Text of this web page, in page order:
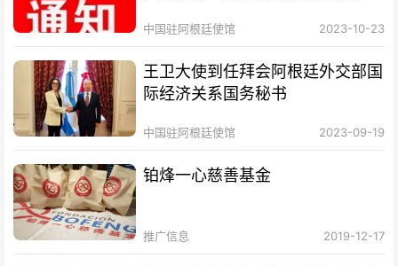
中国驻阿根廷使馆 2023-10-23
王卫大使到任拜会阿根廷外交部国
际经济关系国务秘书
中国驻阿根廷使馆 2023-09-19
铂烽一心慈善基金
推广信息 2019-12-17